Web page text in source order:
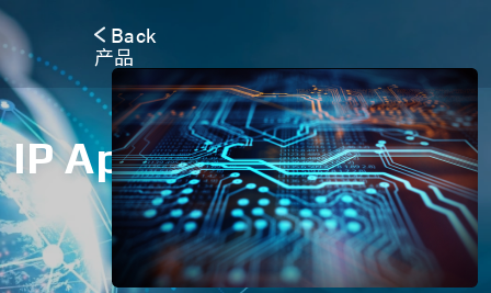
Back
产品
IP Application Form